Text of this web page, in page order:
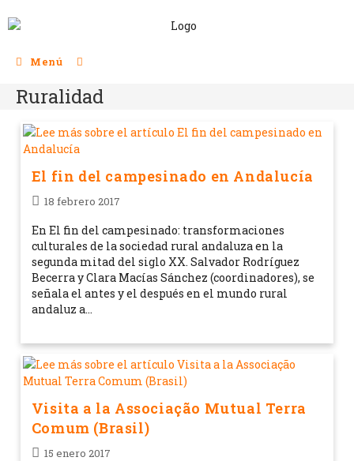
Menú
Ruralidad
El fin del campesinado en Andalucía
18 febrero 2017
En El fin del campesinado: transformaciones
culturales de la sociedad rural andaluza en la
segunda mitad del siglo XX. Salvador Rodríguez
Becerra y Clara Macías Sánchez (coordinadores), se
señala el antes y el después en el mundo rural
andaluz a…
Visita a la Associação Mutual Terra
Comum (Brasil)
15 enero 2017